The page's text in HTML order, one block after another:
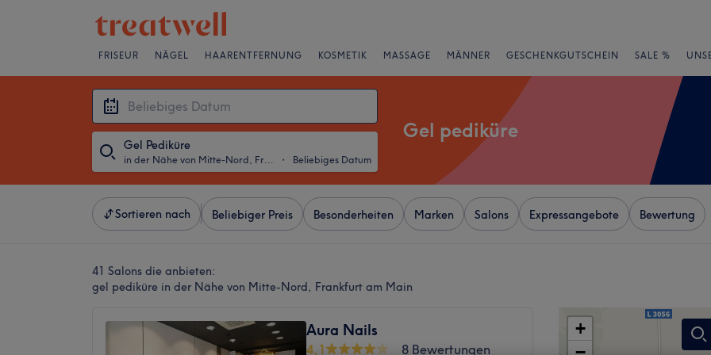
FRISEUR NÄGEL HAARENTFERNUNG KOSMETIK MASSAGE MÄNNER GESCHENKGUTSCHEIN SALE %
Gel Pediküre
in der Nähe von Mitte-Nord, Frankfurt am Main ・ Beliebiges Datum
Gel pediküre
Sortieren nach Beliebiger Preis Besonderheiten Marken Salons Expressangebote Bewertung
41 Salons die anbieten:
gel pediküre in der Nähe von Mitte-Nord, Frankfurt am Main
Aura Nails
4,1
8 Bewertungen
+